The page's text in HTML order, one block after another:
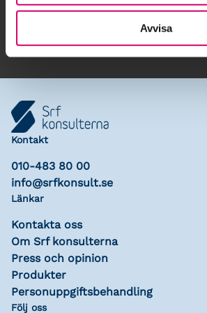
Avvisa
Lägg till i kalender
Kontakt
010-483 80 00
info@srfkonsult.se
Länkar
Kontakta oss
Om Srf konsulterna
Press och opinion
Produkter
Personuppgiftsbehandling
Följ oss